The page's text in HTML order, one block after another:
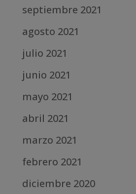
septiembre 2021
agosto 2021
julio 2021
junio 2021
mayo 2021
abril 2021
marzo 2021
febrero 2021
diciembre 2020